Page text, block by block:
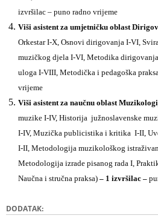
izvršilac – puno radno vrijeme
Viši asistent za umjetničku oblast
Orkestar I-X, Osnovi dirigovanja I-VI,
muzičkog djela I-VI, Metodika
uloga I-VIII, Metodička i pedagoška
vrijeme
Viši asistent za naučnu oblast
muzike I-IV, Historija južnoslavenske
I-IV, Muzička publicistika i kritika I-II,
I-II, Metodologija muzikološkog
Metodologija izrade pisanog rada I,
Naučna i stručna praksa) – 1 izvršilac –
DODATAK